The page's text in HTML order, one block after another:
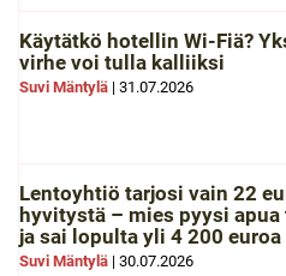
Käytätkö hotellin Wi-Fiä?
virhe voi tulla kalliiksi
Suvi Mäntylä | 31.07.2026
Lentoyhtiö tarjosi vain 22
hyvitystä – mies pyysi
ja sai lopulta yli 4 200 euroa
Suvi Mäntylä | 30.07.2026